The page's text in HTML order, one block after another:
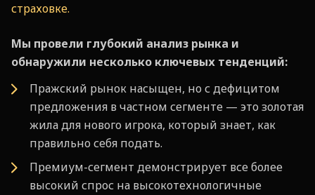
страховке.
Мы провели глубокий анализ рынка и
обнаружили несколько ключевых тенденций:
Пражский рынок насыщен, но с дефицитом
предложения в частном сегменте — это золотая
жила для нового игрока, который знает, как
правильно себя подать.
Премиум-сегмент демонстрирует все более
высокий спрос на высокотехнологичные